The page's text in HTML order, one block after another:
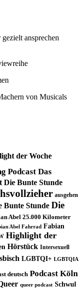
ansprechen
von Musicals
der Woche
Podcast Das
Die Bunte Stunde
ausgehen
Bunte Stunde Die
Abel 25.000 Kilometer
Abel Fahrrad Fabian
Highlight der
Hörstück Intersexuell
LGBTQI+ LGBTQIA
deutsch Podcast Köln
queer podcast Schwul